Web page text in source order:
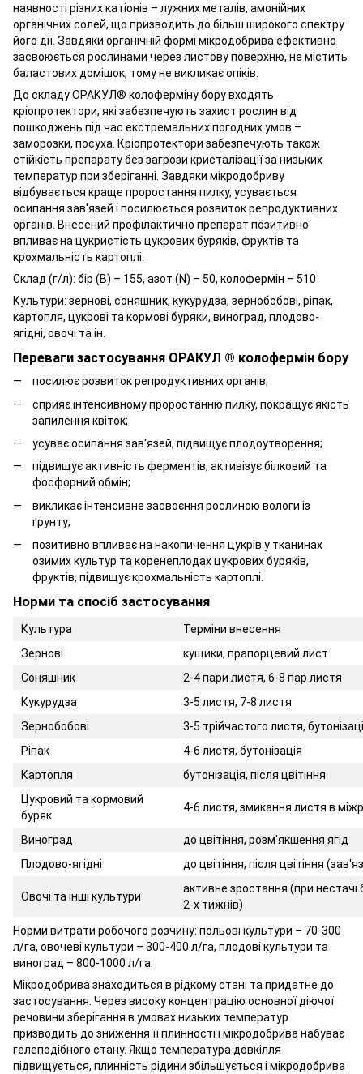
наявності різних катіонів – лужних металів, амонійних
органічних солей, що призводить до більш широкого спектру
його дії. Завдяки органічній формі мікродобрива ефективно
засвоюється рослинами через листову поверхню, не містить
баластових домішок, тому не викликає опіків.
До складуОРАКУЛ® колоферміну борувходять
кріопротектори, які забезпечують захист рослин від
пошкоджень під час екстремальних погодних умов –
заморозки, посуха. Кріопротектори забезпечують також
стійкість препарату без загрози кристалізації за низьких
температур при зберіганні. Завдяки мікродобриву
відбувається краще проростання пилку, усувається
осипання зав'язей і посилюється розвиток репродуктивних
органів. Внесений профілактично препарат позитивно
впливає на цукристість цукрових буряків, фруктів та
крохмальність картоплі.
Склад (г/л): бір (B) – 155, азот (N) – 50, колофермін – 510
Культури: зернові, соняшник, кукурудза, зернобобові, ріпак,
картопля, цукрові та кормові буряки, виноград, плодово-
ягідні, овочі та ін.
Переваги застосування ОРАКУЛ ® колофермін бору
посилює розвиток репродуктивних органів;
сприяє інтенсивному проростанню пилку, покращує якість
запилення квіток;
усуває осипання зав'язей, підвищує плодоутворення;
підвищує активність ферментів, активізує білковий та
фосфорний обмін;
викликає інтенсивне засвоєння рослиною вологи із
ґрунту;
позитивно впливає на накопичення цукрів у тканинах
озимих культур та коренеплодах цукрових буряків,
фруктів, підвищує крохмальність картоплі.
Норми та спосіб застосування
Культура
Терміни внесення
Зернові
кущики, прапорцевий лист
Соняшник
2-4 пари листя, 6-8 пар листя
Кукурудза
3-5 листя, 7-8 листя
Зернобобові
3-5 трійчастого листя,
Ріпак
4-6 листя, бутонізація
Картопля
бутонізація, після цвітіння
Цукровий та кормовий
буряк
4-6 листя, змикання листя в
Виноград
до цвітіння, розм'якшення ягід
Плодово-ягідні
до цвітіння, після цвітіння
Овочі та інші культури
активне зростання (при
2-х тижнів)
Норми витрати робочого розчину: польові культури – 70-300
л/га, овочеві культури – 300-400 л/га, плодові культури та
виноград – 800-1000 л/га.
Мікродобрива знаходиться в рідкому стані та придатне до
застосування. Через високу концентрацію основної діючої
речовини зберігання в умовах низьких температур
призводить до зниження її плинності і мікродобрива набуває
гелеподібного стану. Якщо температура довкілля
підвищується, плинність рідини збільшується і мікродобрива